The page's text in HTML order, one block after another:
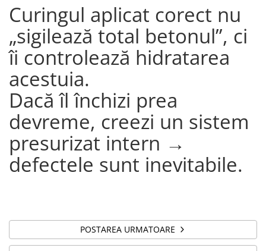
Curingul aplicat corect nu
„sigilează total betonul”, ci
îi controlează hidratarea
acestuia.
Dacă îl închizi prea
devreme, creezi un sistem
presurizat intern →
defectele sunt inevitabile.
POSTAREA URMATOARE